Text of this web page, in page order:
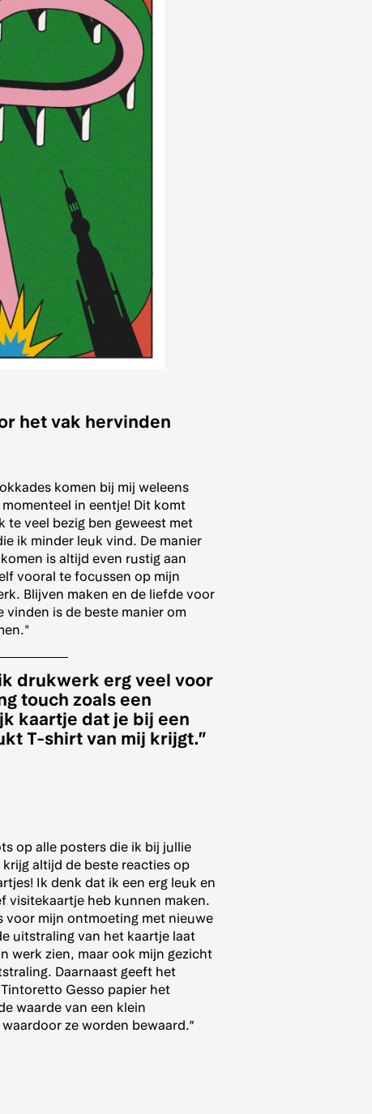
het vak hervinden
komen bij mij weleens
in eentje! Dit komt
te veel bezig ben geweest met
ik minder leuk vind. De manier
is altijd even rustig aan
vooral te focussen op mijn
Blijven maken en de liefde voor
vinden is de beste manier om
drukwerk erg veel voor
touch zoals een
kaartje dat je bij een
T-shirt van mij krijgt.”
op alle posters die ik bij jullie
altijd de beste reacties op
Ik denk dat ik een erg leuk en
visitekaartje heb kunnen maken.
voor mijn ontmoeting met nieuwe
uitstraling van het kaartje laat
werk zien, maar ook mijn gezicht
Daarnaast geeft het
Gesso papier het
waarde van een klein
ze worden bewaard.”